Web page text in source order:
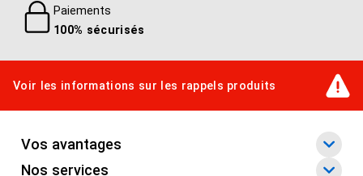
Fiche technique
feuille à feuille HP
1,9 MB
Clauses d'exclusion de responsabilité
Paiements
100% sécurisés
Voir les informations sur les rappels produits
Vos avantages
Nos services